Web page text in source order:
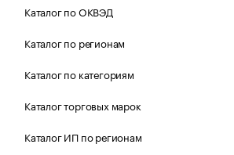
Каталог по ОКВЭД
Каталог по регионам
Каталог по категориям
Каталог торговых марок
Каталог ИП по регионам